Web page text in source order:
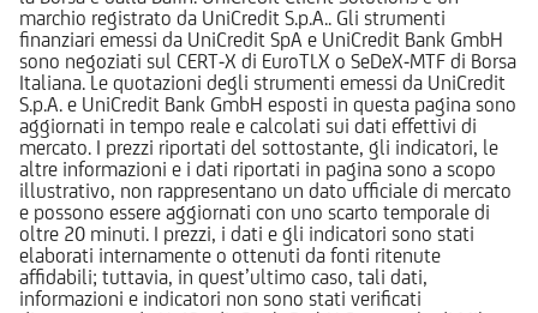
marchio registrato da UniCredit S.p.A.. Gli strumenti
finanziari emessi da UniCredit SpA e UniCredit Bank GmbH
sono negoziati sul CERT-X di EuroTLX o SeDeX-MTF di Borsa
Italiana. Le quotazioni degli strumenti emessi da UniCredit
S.p.A. e UniCredit Bank GmbH esposti in questa pagina sono
aggiornati in tempo reale e calcolati sui dati effettivi di
mercato. I prezzi riportati del sottostante, gli indicatori, le
altre informazioni e i dati riportati in pagina sono a scopo
illustrativo, non rappresentano un dato ufficiale di mercato
e possono essere aggiornati con uno scarto temporale di
oltre 20 minuti. I prezzi, i dati e gli indicatori sono stati
elaborati internamente o ottenuti da fonti ritenute
affidabili; tuttavia, in quest’ultimo caso, tali dati,
informazioni e indicatori non sono stati verificati